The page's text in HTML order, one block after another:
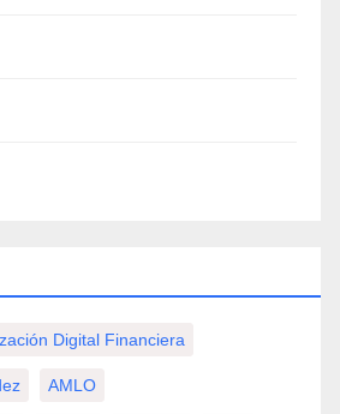
Digital Financiera
AMLO